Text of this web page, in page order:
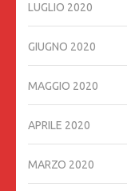
LUGLIO 2020
GIUGNO 2020
MAGGIO 2020
APRILE 2020
MARZO 2020